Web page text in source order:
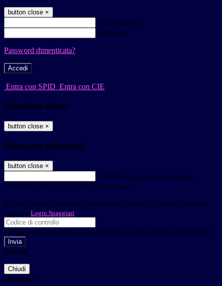
button close ×
Nome Utente
Password
Password dimenticata?
-
Entra con SPID Entra con CIE
Seleziona utente
button close ×
Recupero password
button close ×
E-mail Verrà inviato un messaggio
all'indirizzo indicato con le istruzioni necessarie.
Non hai una e-mail associata al nome utente? Effettua il reset della password
tramite la Login Spaggiari
E-mail inviata, si prega di controllare la casella di posta elettronica!
Errore
Chiudi
Successo